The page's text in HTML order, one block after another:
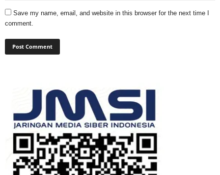
Save my name, email, and website in this browser for the next time I
comment.